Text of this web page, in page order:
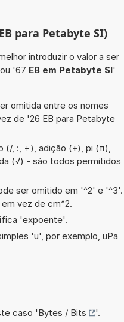
para Petabyte SI)
introduzir o valor a ser
'67 EB em Petabyte SI'
omitida entre os nomes
de '26 EB para Petabyte
, :, ÷), adição (+), pi (π),
(√) - são todos permitidos
ser omitido em '^2' e '^3'.
vez de cm^2.
'expoente'.
'u', por exemplo, uPa
caso 'Bytes / Bits
'.